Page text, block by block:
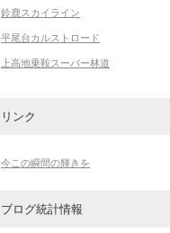
鈴鹿スカイライン
平尾台カルストロード
上高地乗鞍スーパー林道
リンク
今この瞬間の輝きを
ブログ統計情報